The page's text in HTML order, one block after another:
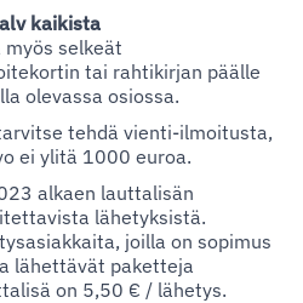
kaikista
myös selkeät
tai rahtikirjan päälle
olevassa osiossa.
tehdä vienti-ilmoitusta,
ei ylitä 1000 euroa.
alkaen lauttalisän
lähetyksistä.
joilla on sopimus
lähettävät paketteja
on 5,50 € / lähetys.